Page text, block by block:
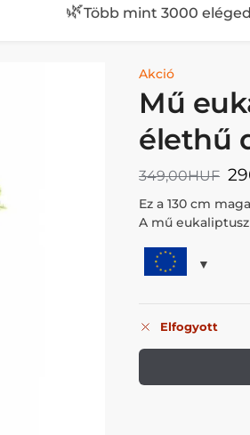
🌿Több mint 3000
Akció
Mű
élethű
349,00HUF
Ez a 130 cm
A mű
Elfogyott